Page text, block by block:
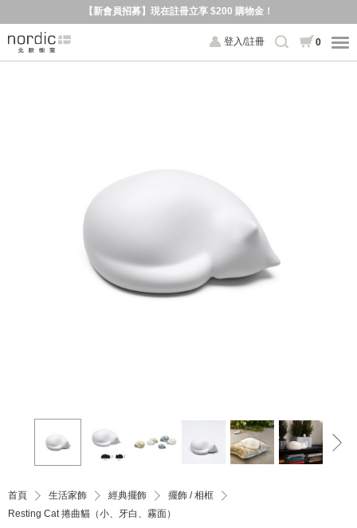
【新會員招募】現在註冊立享 $200 購物金！
登入/註冊 0
首頁 生活家飾 經典擺飾
擺飾 / 相框
Resting Cat 捲曲貓（小、牙白、霧面）